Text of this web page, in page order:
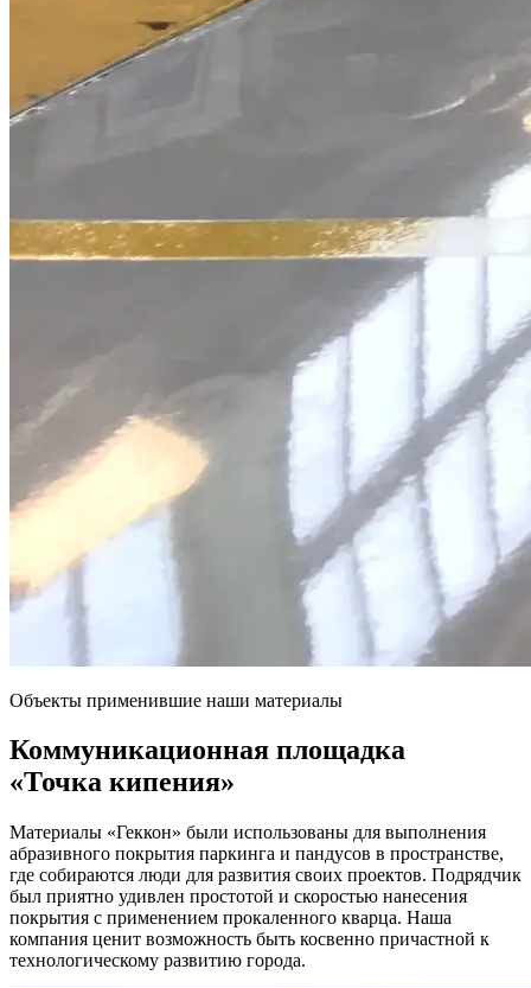
Объекты применившие наши материалы
Коммуникационная площадка
«Точка кипения»
Материалы «Геккон» были использованы для выполнения
абразивного покрытия паркинга и пандусов в пространстве,
где собираются люди для развития своих проектов. Подрядчик
был приятно удивлен простотой и скоростью нанесения
покрытия с применением прокаленного кварца. Наша
компания ценит возможность быть косвенно причастной к
технологическому развитию города.